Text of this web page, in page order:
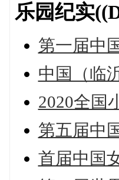
乐园纪实
第一届中
中国（临
2020全国
第五届中
首届中国